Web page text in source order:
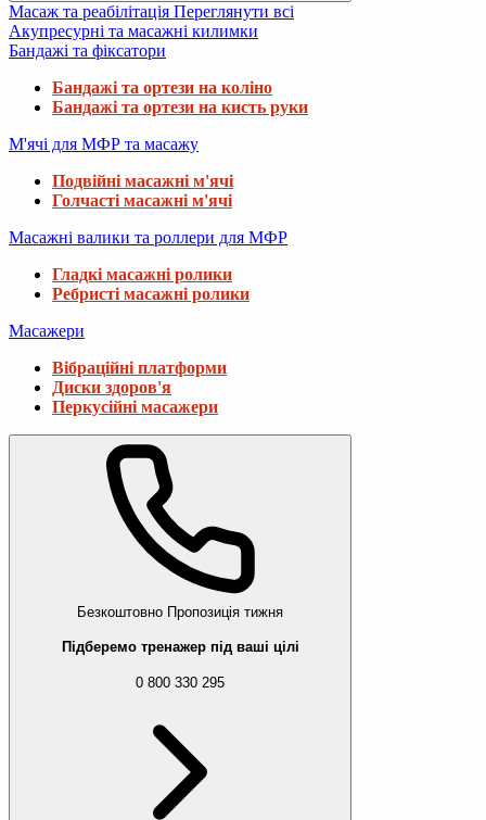
Масаж та реабілітація Переглянути всі
Акупресурні та масажні килимки
Бандажі та фіксатори
Бандажі та ортези на коліно
Бандажі та ортези на кисть руки
М'ячі для МФР та масажу
Подвійні масажні м'ячі
Голчасті масажні м'ячі
Масажні валики та роллери для МФР
Гладкі масажні ролики
Ребристі масажні ролики
Масажери
Вібраційні платформи
Диски здоров'я
Перкусійні масажери
Безкоштовно Пропозиція тижня
Підберемо тренажер під ваші цілі
0 800 330 295